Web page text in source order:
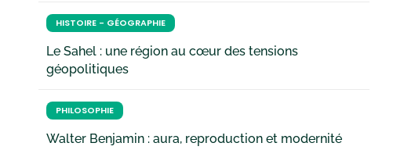
HISTOIRE - GÉOGRAPHIE
Le Sahel : une région au cœur des tensions
géopolitiques
PHILOSOPHIE
Walter Benjamin : aura, reproduction et modernité